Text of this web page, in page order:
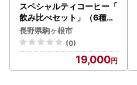
スペシャルティコーヒー「
飲み比べセット」（6種×8
0g） 厳選 良質 自家焙煎
オリジナル ブレンド 世界
各地 自然 恵み ブラジル グ
長野県駒ヶ根市
(0)
19,000